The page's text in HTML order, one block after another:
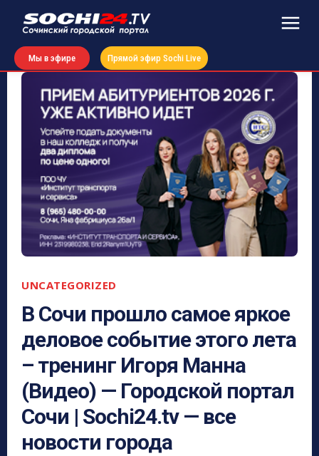
Мы в эфире Прямой эфир Sochi Live
UNCATEGORIZED
В Сочи прошло самое яркое
деловое событие этого лета
– тренинг Игоря Манна
(Видео) — Городской портал
Сочи | Sochi24.tv — все
новости города